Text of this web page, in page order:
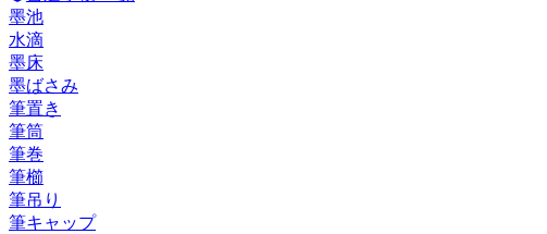
墨池
水滴
墨床
墨ばさみ
筆置き
筆筒
筆巻
筆櫛
筆吊り
筆キャップ